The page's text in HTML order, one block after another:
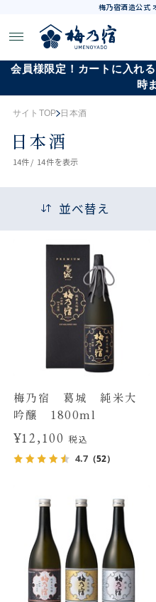
梅乃宿酒造公式
会員様限定！カートに入れ
時
サイトTOP 日本酒
日本酒
14件 / 14件を表示
並べ替え
梅乃宿 葛城 純米大
吟醸 1800ml
¥12,100 税込
4.7（52）